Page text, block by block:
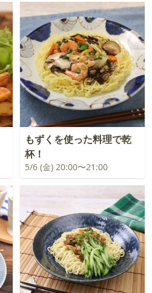
もずくを使った料理で乾
杯！
5/6 (金) 20:00〜21:00